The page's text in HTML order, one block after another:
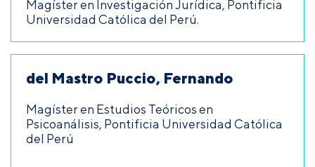
Magíster en Investigación Jurídica, Pontificia
Universidad Católica del Perú.
del Mastro Puccio, Fernando
Magíster en Estudios Teóricos en
Psicoanálisis, Pontificia Universidad Católica
del Perú